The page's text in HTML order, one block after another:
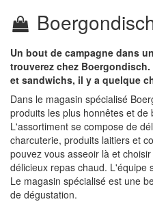
Un bout de campagne dans
trouverez chez
et sandwichs, il y a quelque
Dans le magasin spécialisé
produits les plus honnêtes et
L'assortiment se compose de
charcuterie, produits laitiers et
pouvez vous asseoir là et
délicieux repas chaud. L'équipe
Le magasin spécialisé est une
de dégustation.